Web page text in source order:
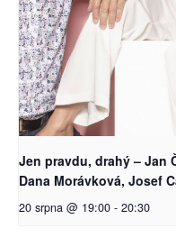
Jen pravdu, drahý – Jan
Dana Morávková, Josef
20 srpna @ 19:00 - 20:30